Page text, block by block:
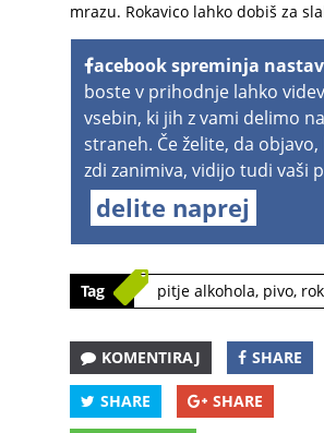
mrazu. Rokavico lahko dobiš za
acebook spreminja
boste v prihodnje lahko
vsebin, ki jih z vami delimo
straneh. Če želite, da objavo,
zdi zanimiva, vidijo tudi vaši
delite naprej
Tag pitje alkohola, pivo,
KOMENTIRAJ SHARE
SHARE SHARE